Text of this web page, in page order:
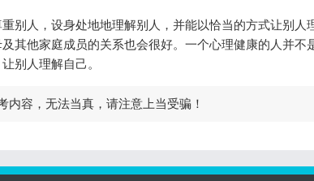
别人，设身处地地理解别人，并能以恰当的方式让别人
其他家庭成员的关系也会很好。一个心理健康的人并不
别人理解自己。
容，无法当真，请注意上当受骗！